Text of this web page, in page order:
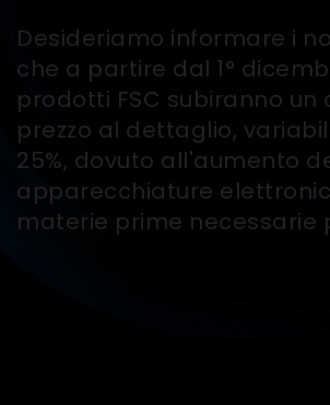
Desideriamo informare i
che a partire dal 1°
prodotti FSC subiranno un
prezzo al dettaglio,
25%, dovuto all'aumento
apparecchiature
materie prime necessarie